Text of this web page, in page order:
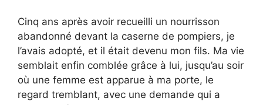
Cinq ans après avoir recueilli un nourrisson
abandonné devant la caserne de pompiers, je
l’avais adopté, et il était devenu mon fils. Ma vie
semblait enfin comblée grâce à lui, jusqu’au soir
où une femme est apparue à ma porte, le
regard tremblant, avec une demande qui a